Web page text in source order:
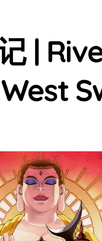
Untold
Collection
|